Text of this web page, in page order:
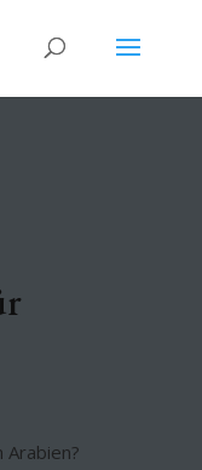
Arabien?